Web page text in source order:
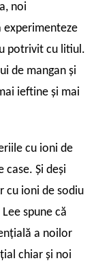
noi
potrivit cu litiul.
de mangan și
ieftine și mai
cu ioni de
Și deși
cu ioni de sodiu
spune că
a noilor
chiar și noi